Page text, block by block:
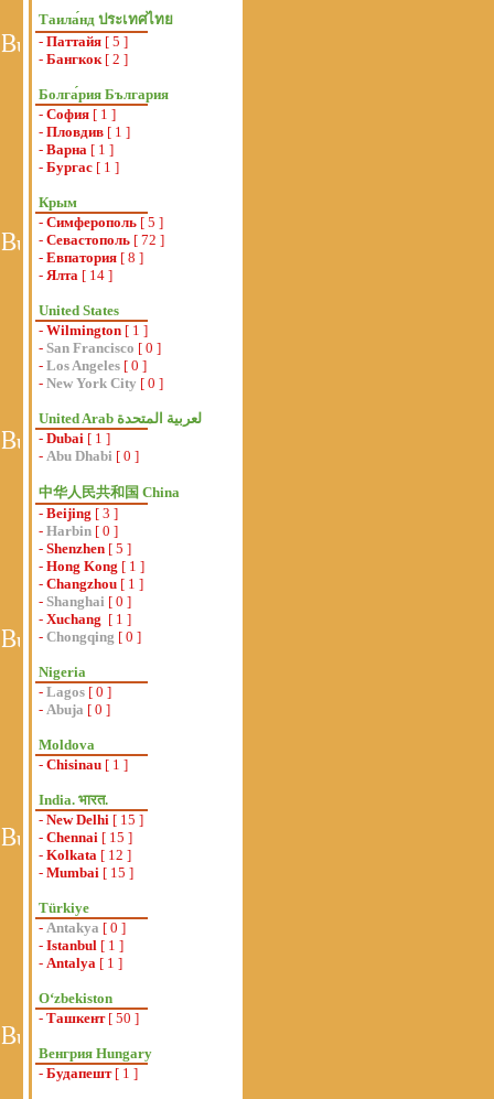
Таила́нд ประเทศไทย
- Паттайя [ 5 ]
- Бангкок[ 2 ]
Болга́рия България
- София [ 1 ]
- Пловдив [ 1 ]
- Варна [ 1 ]
- Бургас [ 1 ]
Крым
- Симферополь [ 5 ]
- Севастополь [ 72 ]
- Евпатория [ 8 ]
- Ялта [ 14 ]
United States
- Wilmington [ 1 ]
- San Francisco [ 0 ]
- Los Angeles [ 0 ]
- New York City [ 0 ]
- Dubai [ 1 ]
- Abu Dhabi [ 0 ]
中华人民共和国 China
- Beijing [ 3 ]
- Harbin [ 0 ]
- Shenzhen [ 5 ]
- Hong Kong [ 1 ]
- Changzhou [ 1 ]
- Shanghai [ 0 ]
- Xuchang [ 1 ]
- Chongqing [ 0 ]
Nigeria
- Lagos [ 0 ]
- Abuja [ 0 ]
Moldova
- Chisinau [ 1 ]
India. भारत.
- New Delhi [ 15 ]
- Chennai [ 15 ]
- Kolkata [ 12 ]
- Mumbai [ 15 ]
Türkiye
- Antakya [ 0 ]
- Istanbul [ 1 ]
- Antalya [ 1 ]
Oʻzbekiston
- Ташкент[ 50 ]
Венгрия Hungary
- Будапешт[ 1 ]